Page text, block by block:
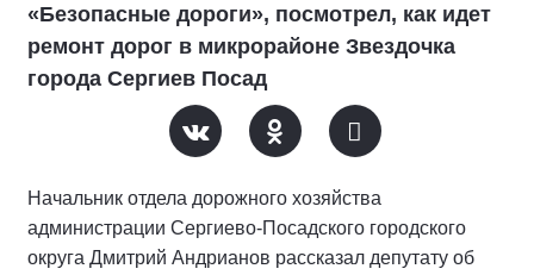
«Безопасные дороги», посмотрел, как идет
ремонт дорог в микрорайоне Звездочка
города Сергиев Посад
Начальник отдела дорожного хозяйства
администрации Сергиево-Посадского городского
округа Дмитрий Андрианов рассказал депутату об